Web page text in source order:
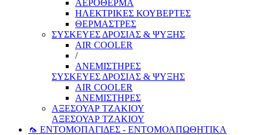
ΑΕΡΟΘΕΡΜΑ
ΗΛΕΚΤΡΙΚΕΣ ΚΟΥΒΕΡΤΕΣ
ΘΕΡΜΑΣΤΡΕΣ
ΣΥΣΚΕΥΕΣ ΔΡΟΣΙΑΣ & ΨΥΞΗΣ
AIR COOLER
/
ΑΝΕΜΙΣΤΗΡΕΣ
ΣΥΣΚΕΥΕΣ ΔΡΟΣΙΑΣ & ΨΥΞΗΣ
AIR COOLER
ΑΝΕΜΙΣΤΗΡΕΣ
ΑΞΕΣΟΥΑΡ ΤΖΑΚΙΟΥ
ΑΞΕΣΟΥΑΡ ΤΖΑΚΙΟΥ
🦟 ΕΝΤΟΜΟΠΑΓΙΔΕΣ - ΕΝΤΟΜΟΑΠΩΘΗΤΙΚΑ